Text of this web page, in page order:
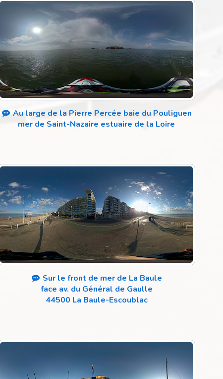
Au large de la Pierre Percée baie du Pouliguen
mer de Saint-Nazaire estuaire de la Loire
Sur le front de mer de La Baule
face av. du Général de Gaulle
44500 La Baule-Escoublac